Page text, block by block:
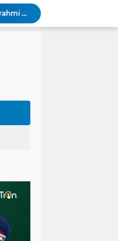
Sambangi Pedagang Pinang, Babinsa Reuhat Tuha Pererat Silaturahmi dengan Warga
Jalin Keakraban dengan Warga, Babinsa Leung Ie Perkuat Komunikasi di Wilayah Binaan
Rp 2,5 Triliun Dana Kementan untuk Bencana, Pemerintah Aceh kelola Rp 9,7 M